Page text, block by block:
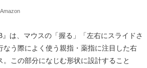
は、マウスの「握る」「左右にスライドさ
なう際によく使う親指・薬指に注目した右
この部分になじむ形状に設計すること